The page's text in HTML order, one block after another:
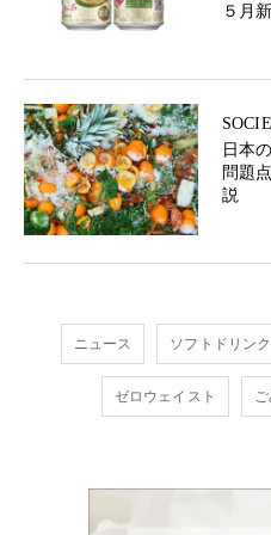
５月
日本
問題
説
ニュース ソフトドリンク
ゼロウェイスト